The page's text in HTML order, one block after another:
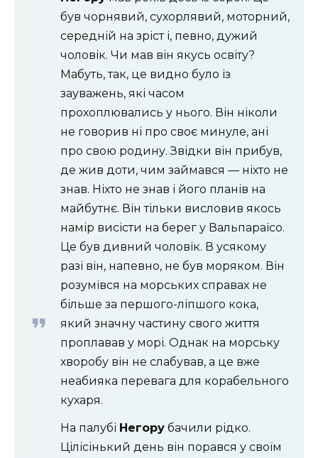
був чорнявий, сухорлявий, моторний,
середній на зріст і, певно, дужий
чоловік. Чи мав він якусь освіту?
Мабуть, так, це видно було із
зауважень, які часом
прохоплювались у нього. Він ніколи
не говорив ні про своє минуле, ані
про свою родину. Звідки він прибув,
де жив доти, чим займався — ніхто не
знав. Ніхто не знав і його планів на
майбутнє. Він тільки висловив якось
намір висісти на берег у Вальпараїсо.
Це був дивний чоловік. В усякому
разі він, напевно, не був моряком. Він
розумівся на морських справах не
більше за першого-ліпшого кока,
який значну частину свого життя
проплавав у морі. Однак на морську
хворобу він не слабував, а це вже
неабияка перевага для корабельного
кухаря.
На палубі Негору бачили рідко.
Цілісінький день він порався у своїм